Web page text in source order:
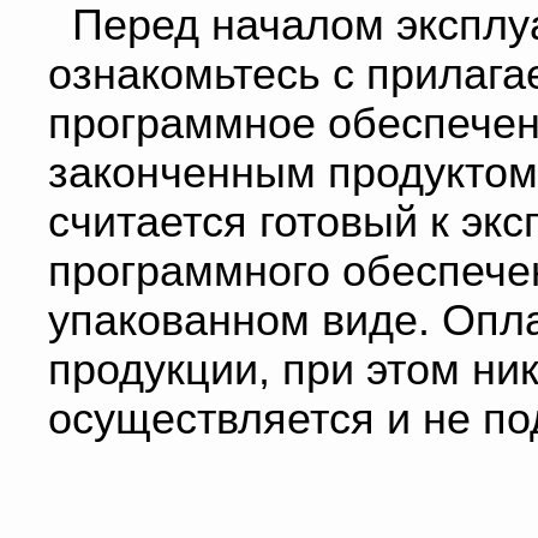
Перед началом
ознакомьтесь с
программное
законченным
считается готовый к
программного
упакованном виде.
продукции, при этом
осуществляется и не